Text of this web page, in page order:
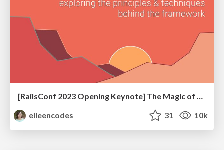
[RailsConf 2023 Opening Keynote] The Magic of Rails
eileencodes
31 10k